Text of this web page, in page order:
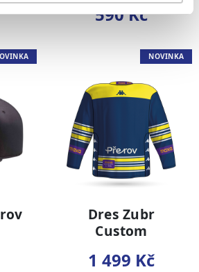
590 Kč
NOVINKA
Dres Zubr
Custom
1 499 Kč